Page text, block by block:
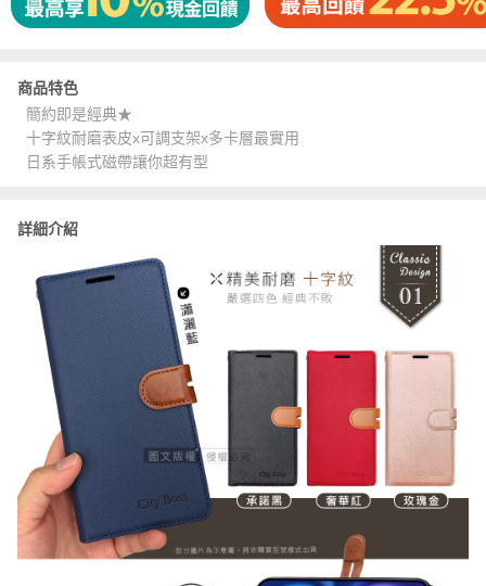
商品特色
簡約即是經典★
十字紋耐磨表皮x可調支架x多卡層最實用
日系手帳式磁帶讓你超有型
詳細介紹